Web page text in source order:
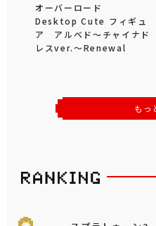
オーバーロード
Desktop Cute フィギュ
ア アルベド～チャイナド
レスver.～Renewal
もっ